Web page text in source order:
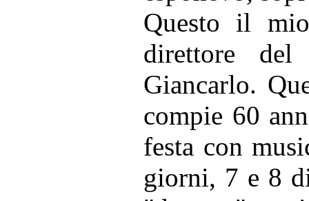
Questo il
direttore
Giancarlo.
compie 60
festa con
giorni, 7 e 8